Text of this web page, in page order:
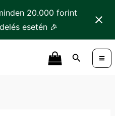
20.000 forint
esetén 🎉
Search